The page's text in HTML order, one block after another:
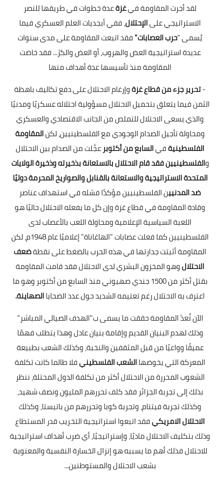
لقد أجرت المقاومة فيغزةعدة خطوات في طريقها للنصر
الاستراتيجي علىالإحتلال، ففي أبجديات العلم العسكري فيما
يُسمى "حرب العصابات"فقد اتبعت المقاومة على مدى سنوات
عديدة استراتيجية العض والهروب، أو العض والكرّ... فقد خاضت
المقاومة منذ تأسيسها عدة أهداف منها
-تحرير جزء من قطاع غزةوإرغام الاحتلال على دفع تكاليف باهظة
الثمن فيما يتعلق بتحميل الاحتلال مسؤولية احتلاله عسكريًا ومدنيًا
والذي يسعى الاحتلال للتملص من الجانب الاقتصادي والعسكري
ومحاولة تأجيل الصدام الوجودي مع الفلسطينيين، لكنالمقاومة
الفلسطينيةفيالسابع من أكتوبرعجَّلت من الصدام بين الاحتلال
والفلسطينيين فقد قام الاحتلال بالاستعانة بذخيرته وذخيرة الولايات
المتحدة الاستراتيجية والاستعانة بالقنابل والصواريخ المحرمة دوليًا
ضد المدنيين الفلسطينيين مؤكدًا فشله في استهداف عناصر
وقادة المقاومة في قطاع غزة وإن كل ما يفعله الاحتلال حاليًا هو
اللعبة السياسية الإعلامية ومحاولة اللعب بالأعصاب لدى
الفلسطينيين كما فعلت عصابات "الهاغاناة" إعلاميًا عام 1948م، لكن
المقاومة أثبتت جدارتها في هذه الحرب بالضغط على نقطةضعف
الاحتلالوهو المخزون البشري لدى الاحتلال فقد قامت المقاومة
بقتل أكثر من 1500 جندي صهيوني منذ السابع من أكتوبر وهو ما
اعترف به الاحتلال رغم تعتيمه الشديد حول عدد الضحاياالصهاينة.
الآن تُعدّ المقاومة حققت ما يسمى ب"الهدف الصيالي المباشر"
وذلك لهدم البنيان القديم وإقامة بنيان عادل وهذا يتطلب فهمًا
عميقًا وواعيًا من قبل المثقفين والنخبة، وكذلك الشعب بطبيعة
المعركة التي يخوضهاالشعب الفلسطينيفلا طالما كانت تكلفة
الشعوب المحررة من الاحتلال أكثر من تكلفة الدول المحتلة، ننظر
بذلك إلى تجربة الجزائر فقد كلف تحررهم المليون ونصف شهيد،
وكذلك تجربة فيتنام، وتجربة كوبا وتحررهم من باتيستا، وكذلك
الاحتلال الامريكيفقد اتبعوا استراتيجية التخريب قدر المستطاع
وذلك بتكليف الاحتلال ماديًا، وإستراتيجيًا، أي ضرب أهداف استراتيجية
للاحتلال فذلك أهم ما يسببه هو إنزال الخسارة النفسية والمعنوية
بشعب الاحتلال والمستوطنين...